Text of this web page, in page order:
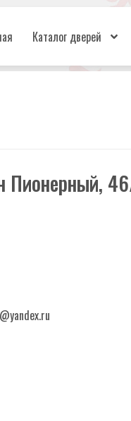
Каталог дверей
Пионерный,